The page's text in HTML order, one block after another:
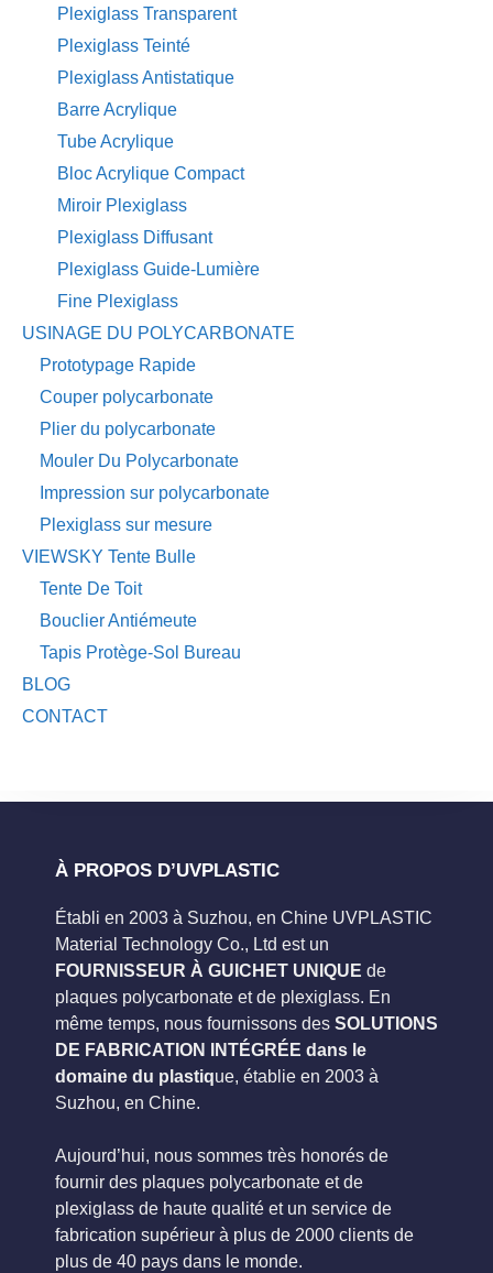
Plexiglass Transparent
Plexiglass Teinté
Plexiglass Antistatique
Barre Acrylique
Tube Acrylique
Bloc Acrylique Compact
Miroir Plexiglass
Plexiglass Diffusant
Plexiglass Guide-Lumière
Fine Plexiglass
USINAGE DU POLYCARBONATE
Prototypage Rapide
Couper polycarbonate
Plier du polycarbonate
Mouler Du Polycarbonate
Impression sur polycarbonate
Plexiglass sur mesure
VIEWSKY Tente Bulle
Tente De Toit
Bouclier Antiémeute
Tapis Protège-Sol Bureau
BLOG
CONTACT
À PROPOS D’UVPLASTIC
Établi en 2003 à Suzhou, en Chine UVPLASTIC
Material Technology Co., Ltd est un
FOURNISSEUR À GUICHET UNIQUE de
plaques polycarbonate et de plexiglass. En
même temps, nous fournissons des SOLUTIONS
DE FABRICATION INTÉGRÉE dans le
domaine du plastique, établie en 2003 à
Suzhou, en Chine.
Aujourd’hui, nous sommes très honorés de
fournir des plaques polycarbonate et de
plexiglass de haute qualité et un service de
fabrication supérieur à plus de 2000 clients de
plus de 40 pays dans le monde.